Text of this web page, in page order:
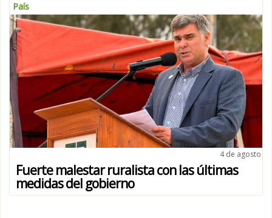
País
4 de agosto
Fuerte malestar ruralista con las últimas
medidas del gobierno